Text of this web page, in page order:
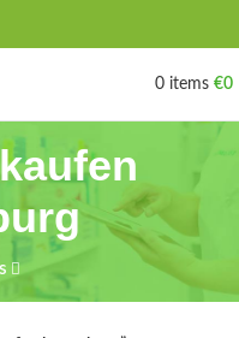
0 items €0